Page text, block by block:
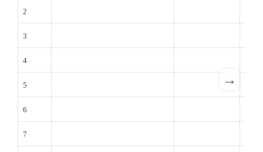
2
3
4
5
6
7
→